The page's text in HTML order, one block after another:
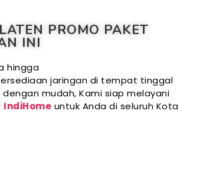
PROMO PAKET
INI
hingga
jaringan di tempat tinggal
dengan mudah, Kami siap melayani
IndiHome untuk Anda di seluruh Kota